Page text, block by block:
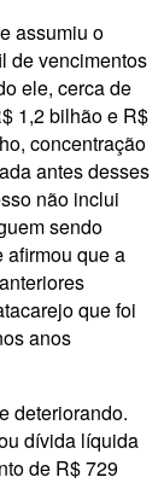
assumiu o
de vencimentos
ele, cerca de
1,2 bilhão e R$
concentração
antes desses
não inclui
sendo
afirmou que a
que foi
anos
deteriorando.
dívida líquida
de R$ 729